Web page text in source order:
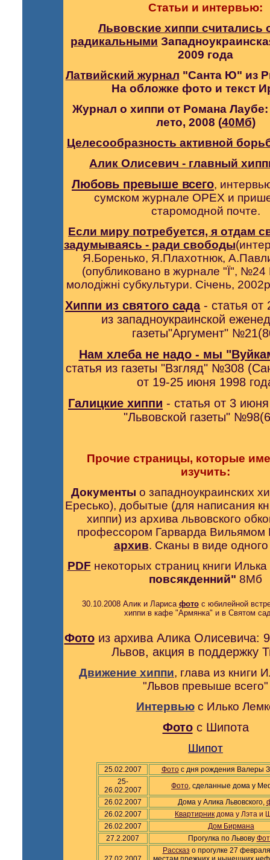
Статьи и интервью:
Львовские хиппи
радикальными
2009 года
Латвийский журнал "Санта Ю" из
На обложке фото и текст
Журнал о хиппи от Романа
лето, 2008 (40Мб)
Целесообразность активной
Алик Олисевич - главный
Любовь превыше всего,
сумском журнале OРEX и
старомодной почте.
Если миру потребуется, я отдам
задумываясь - ради свободы
Я.Боренько, Я.Плахотнюк,
(опубликовано в журнале "Ї", №24
молодіжні субкультури. Січень,
Хиппи из святого сада - статья от
из западноукраинской
газеты"Аргумент"
Нам хлеба не надо - мы
статья из газеты "Взгляд" №308
от 19-25 июня 1998
Галицкие хиппи - статья от 3
"Львовской газеты"
Прочие страницы, которые
изучить:
Документы о западноукраинских
Ересько), добытые (для написания
хиппи) из архива львовского
профессором Гарварда
архив. Сканы в виде
PDF некоторых страниц книги
повсякденний" 8Мб
30.10.2008 Алик и Лариса фотос юбилейной
хиппи в кафе "Армянка" и в Святом
Фото из архива Алика Олисевича:
Львов, акция в поддержку
Движение хиппи, глава из книги
"Львов превыше всего"
Интервью с Илько
Фотос Шипота
Шипот
25.02.2007 Фотос дня рождения Валеры
25-
26.02.2007
Фото, сделанные дома у
26.02.2007
Дома у Алика Львовского,
26.02.2007
.Квартирник дома у Лэта и
26.02.2007
Дом Бирмана
27.2.2007
Прогулка по Львову
Рассказ о прогулке 27